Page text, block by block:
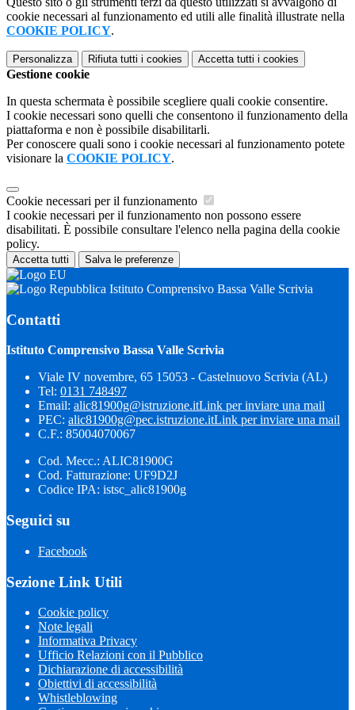
cookie necessari al funzionamento ed utili alle finalità illustrate nella
COOKIE POLICY.
Personalizza Rifiuta tutti i cookies Accetta tutti i cookies
Gestione cookie
In questa schermata è possibile scegliere quali cookie consentire.
I cookie necessari sono quelli che consentono il funzionamento della
piattaforma e non è possibile disabilitarli.
Per conoscere quali sono i cookie necessari al funzionamento potete
visionare la COOKIE POLICY.
Cookie necessari per il funzionamento
I cookie necessari per il funzionamento non possono essere
disabilitati. È possibile consultare l'elenco nella pagina della cookie
policy.
Accetta tutti Salva le preferenze
Istituto Comprensivo Bassa Valle Scrivia
Contatti
Istituto Comprensivo Bassa Valle Scrivia
Viale IV novembre, 65 15053 - Castelnuovo Scrivia (AL)
Tel: 0131 748497
Email: alic81900g@istruzione.itLink per inviare una mail
PEC: alic81900g@pec.istruzione.itLink per inviare una mail
C.F.: 85004070067
Cod. Mecc.: ALIC81900G
Cod. Fatturazione: UF9D2J
Codice IPA: istsc_alic81900g
Seguici su
Facebook
Sezione Link Utili
Cookie policy
Note legali
Informativa Privacy
Ufficio Relazioni con il Pubblico
Dichiarazione di accessibilità
Obiettivi di accessibilità
Whistleblowing